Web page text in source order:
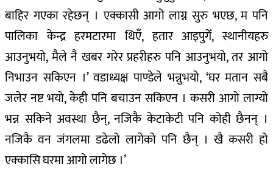
बाहिर गएका रहेछन् । एक्कासी आगो लाग्न सुरु भएछ, म पनि
पालिका केन्द्र हरमटारमा थिएँ, हतार आइपुगेँ, स्थानीयहरु
आउनुभयो, मैले नै खबर गरेर प्रहरीहरु पनि आउनुभयो, तर आगो
निभाउन सकिएन ।’ वडाध्यक्ष पाण्डेले भन्नुभयो, ‘घर मतान सबै
जलेर नष्ट भयो, केही पनि बचाउन सकिएन । कसरी आगो लाग्यो
भन्न सकिने अवस्था छैन्, नजिकै केटाकेटी पनि कोही छैनन् ।
नजिकै वन जंगलमा डढेलो लागेको पनि छैन् । खै कसरी हो
एक्कासि घरमा आगो लागेछ ।’